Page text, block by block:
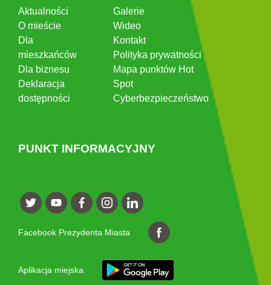
Aktualności
O mieście
Dla
mieszkańców
Dla biznesu
Deklaracja
dostępności
Galerie
Wideo
Kontakt
Polityka prywatności
Mapa punktów Hot
Spot
Cyberbezpieczeństwo
PUNKT INFORMACYJNY
Facebook Prezydenta Miasta
Aplikacja miejska